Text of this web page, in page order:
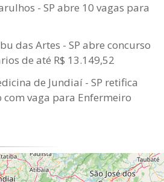
- SP abre 10 vagas para
das Artes - SP abre concurso
de até R$ 13.149,52
de Jundiaí - SP retifica
vaga para Enfermeiro